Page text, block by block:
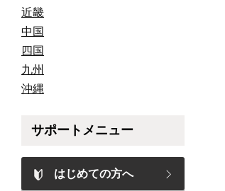
近畿
中国
四国
九州
沖縄
サポートメニュー
はじめての方へ